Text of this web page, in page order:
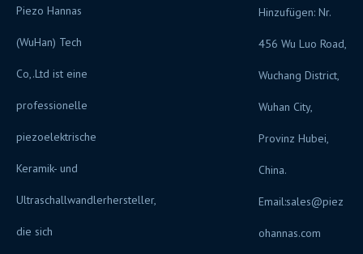
Piezo Hannas
(WuHan) Tech
Co,.Ltd ist eine
professionelle
piezoelektrische
Keramik- und
Ultraschallwandlerhersteller,
die sich
Hinzufügen: Nr.
456 Wu Luo Road,
Wuchang District,
Wuhan City,
Provinz Hubei,
China.
Email:sales@piez
ohannas.com